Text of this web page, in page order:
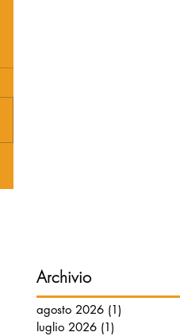
Archivio
agosto 2026 (1)
luglio 2026 (1)